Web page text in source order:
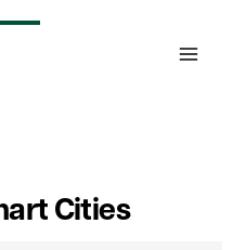
Cities